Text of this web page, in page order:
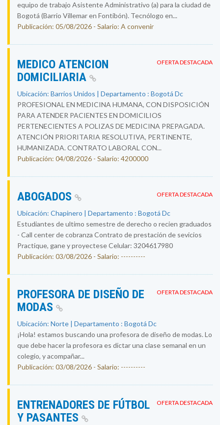
equipo de trabajo Asistente Administrativo (a) para la ciudad de
Bogotá (Barrio Villemar en Fontibón). Tecnólogo en...
Publicación: 05/08/2026 - Salario: A convenir
OFERTA DESTACADA
MEDICO ATENCION
DOMICILIARIA
Ubicación: Barrios Unidos | Departamento : Bogotá Dc
PROFESIONAL EN MEDICINA HUMANA, CON DISPOSICIÓN
PARA ATENDER PACIENTES EN DOMICILIOS
PERTENECIENTES A POLIZAS DE MEDICINA PREPAGADA.
ATENCIÓN PRIORITARIA RESOLUTIVA, PERTINENTE,
HUMANIZADA. CONTRATO LABORAL CON...
Publicación: 04/08/2026 - Salario: 4200000
OFERTA DESTACADA
ABOGADOS
Ubicación: Chapinero | Departamento : Bogotá Dc
Estudiantes de ultimo semestre de derecho o recien graduados
- Call center de cobranza Contrato de prestación de sevicios
Practique, gane y proyectese Celular: 3204617980
Publicación: 03/08/2026 - Salario: ----------
OFERTA DESTACADA
PROFESORA DE DISEÑO DE
MODAS
Ubicación: Norte | Departamento : Bogotá Dc
¡Hola! estamos buscando una profesora de diseño de modas. Lo
que debe hacer la profesora es dictar una clase semanal en un
colegio, y acompañar...
Publicación: 03/08/2026 - Salario: ----------
OFERTA DESTACADA
ENTRENADORES DE FÚTBOL
Y PASANTES